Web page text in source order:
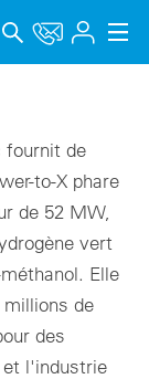
fournit de
to-X phare
de 52 MW,
vert
Elle
millions de
des
l'industrie